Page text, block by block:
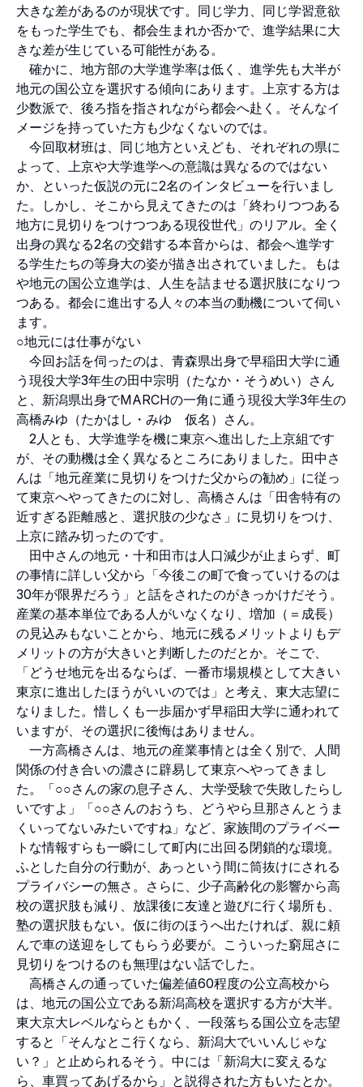
大きな差があるのが現状です。同じ学力、同じ学習意欲
をもった学生でも、都会生まれか否かで、進学結果に大
きな差が生じている可能性がある。
確かに、地方部の大学進学率は低く、進学先も大半が
地元の国公立を選択する傾向にあります。上京する方は
少数派で、後ろ指を指されながら都会へ赴く。そんなイ
メージを持っていた方も少なくないのでは。
今回取材班は、同じ地方といえども、それぞれの県に
よって、上京や大学進学への意識は異なるのではない
か、といった仮説の元に2名のインタビューを行いまし
た。しかし、そこから見えてきたのは「終わりつつある
地方に見切りをつけつつある現役世代」のリアル。全く
出身の異なる2名の交錯する本音からは、都会へ進学す
る学生たちの等身大の姿が描き出されていました。もは
や地元の国公立進学は、人生を詰ませる選択肢になりつ
つある。都会に進出する人々の本当の動機について伺い
ます。
○地元には仕事がない
今回お話を伺ったのは、青森県出身で早稲田大学に通
う現役大学3年生の田中宗明（たなか・そうめい）さん
と、新潟県出身でMARCHの一角に通う現役大学3年生の
高橋みゆ（たかはし・みゆ 仮名）さん。
2人とも、大学進学を機に東京へ進出した上京組です
が、その動機は全く異なるところにありました。田中さ
んは「地元産業に見切りをつけた父からの勧め」に従っ
て東京へやってきたのに対し、高橋さんは「田舎特有の
近すぎる距離感と、選択肢の少なさ」に見切りをつけ、
上京に踏み切ったのです。
田中さんの地元・十和田市は人口減少が止まらず、町
の事情に詳しい父から「今後この町で食っていけるのは
30年が限界だろう」と話をされたのがきっかけだそう。
産業の基本単位である人がいなくなり、増加（＝成長）
の見込みもないことから、地元に残るメリットよりもデ
メリットの方が大きいと判断したのだとか。そこで、
「どうせ地元を出るならば、一番市場規模として大きい
東京に進出したほうがいいのでは」と考え、東大志望に
なりました。惜しくも一歩届かず早稲田大学に通われて
いますが、その選択に後悔はありません。
一方高橋さんは、地元の産業事情とは全く別で、人間
関係の付き合いの濃さに辟易して東京へやってきまし
た。「○○さんの家の息子さん、大学受験で失敗したらし
いですよ」「○○さんのおうち、どうやら旦那さんとうま
くいってないみたいですね」など、家族間のプライベー
トな情報すらも一瞬にして町内に出回る閉鎖的な環境。
ふとした自分の行動が、あっという間に筒抜けにされる
プライバシーの無さ。さらに、少子高齢化の影響から高
校の選択肢も減り、放課後に友達と遊びに行く場所も、
塾の選択肢もない。仮に街のほうへ出たければ、親に頼
んで車の送迎をしてもらう必要が。こういった窮屈さに
見切りをつけるのも無理はない話でした。
高橋さんの通っていた偏差値60程度の公立高校から
は、地元の国公立である新潟高校を選択する方が大半。
東大京大レベルならともかく、一段落ちる国公立を志望
すると「そんなとこ行くなら、新潟大でいいんじゃな
い？」と止められるそう。中には「新潟大に変えるな
ら、車買ってあげるから」と説得された方もいたとか。